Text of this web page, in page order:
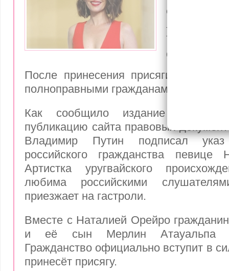
страны
Наталья
её
После принесения присяги
полноправными гражданами этой
Как сообщило издание «РБК»
публикацию сайта правовых
Владимир Путин подписал
российского гражданства певице
Артистка уругвайского
любима российскими
приезжает на гастроли.
Вместе с Наталией Орейро
и её сын Мерлин Атауальпа
Гражданство официально вступит в
принесёт присягу.